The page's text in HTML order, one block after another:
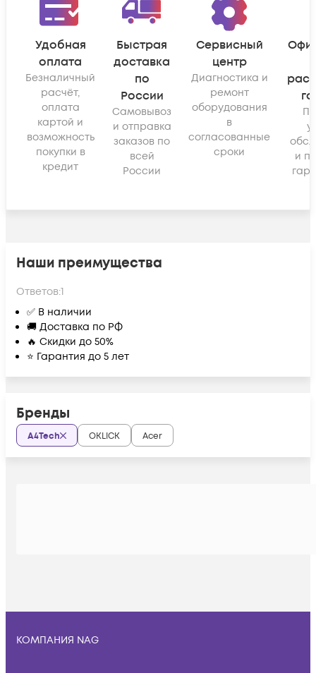
Удобная
оплата
Безналичный
расчёт,
оплата
картой и
возможность
покупки в
кредит
Быстрая
доставка
по
России
Самовывоз
и отправка
заказов по
всей
России
Сервисный
центр
Диагностика и
ремонт
оборудования
в
согласованные
сроки
и
Наши преимущества
Ответов:1
✅ В наличии
🚚 Доставка по РФ
🔥 Скидки до 50%
⭐ Гарантия до 5 лет
Бренды
A4Tech OKLICK Acer
КОМПАНИЯ NAG